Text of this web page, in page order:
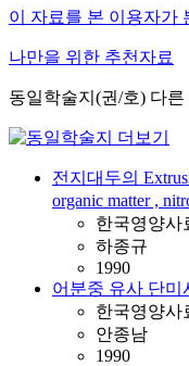
이 자료를 본 이용자가
나만을 위한 추천자료
동일학술지(권/호) 다른
전지대두의
organic matter ,
한국영양사
하종규
1990
어분중 유사 단미
한국영양사
안종남
1990